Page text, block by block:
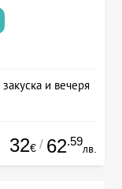
и вечеря
32€ / 62.59
лв.